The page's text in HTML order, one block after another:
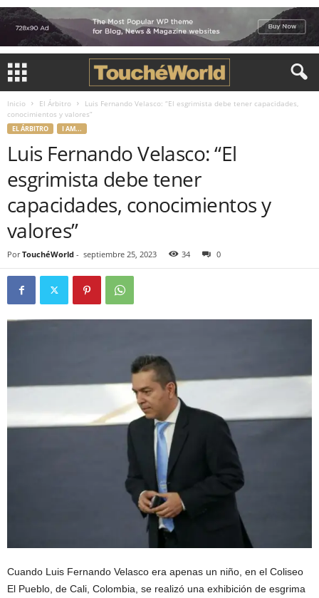
Inicio El Árbitro
Luis Fernando Velasco: “El esgrimista debe tener capacidades,
conocimientos y valores”
EL ÁRBITRO I AM...
Luis Fernando Velasco: “El
esgrimista debe tener
capacidades, conocimientos y
valores”
Por TouchéWorld - septiembre 25, 2023 34 0
Cuando Luis Fernando Velasco era apenas un niño, en el Coliseo
El Pueblo, de Cali, Colombia, se realizó una exhibición de esgrima